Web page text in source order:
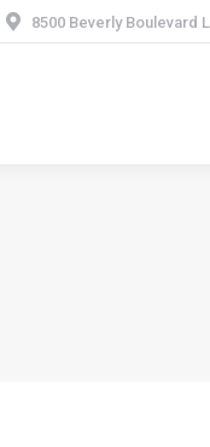
8500 Beverly Boulevard